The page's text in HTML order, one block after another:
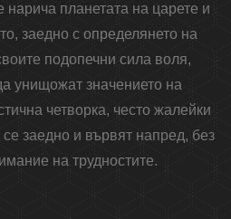
нарича планетата на царете и
заедно с определянето на
подопечни сила воля,
унищожат значението на
четворка, често жалейки
заедно и вървят напред, без
на трудностите.